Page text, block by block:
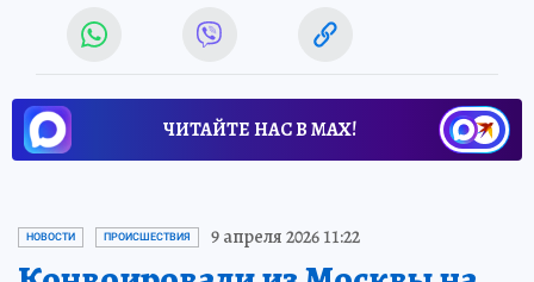
ЧИТАЙТЕ НАС В МАХ!
НОВОСТИ ПРОИСШЕСТВИЯ 9 апреля 2026 11:22